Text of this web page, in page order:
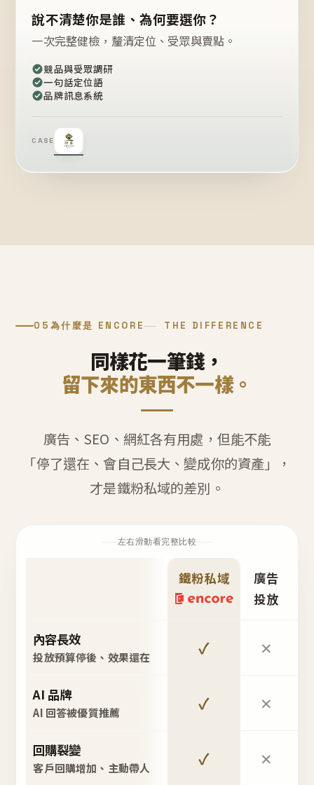
說不清楚你是誰、為何要選你？
一次完整健檢，釐清定位、受眾與賣點。
競品與受眾調研
一句話定位語
品牌訊息系統
CASE
05 為什麼是 ENCORE THE DIFFERENCE
同樣花一筆錢，
留下來的東西不一樣。
廣告、SEO、網紅各有用處，但能不能
「停了還在、會自己長大、變成你的資產」，
才是鐵粉私域的差別。
左右滑動看完整比較
鐵粉私域
廣告
投放
內容長效
投放預算停後、效果還在 ✓ ✕
AI 品牌
AI 回答被優質推薦 ✓ ✕
回購裂變
客戶回購增加、主動帶人 ✓ ✕